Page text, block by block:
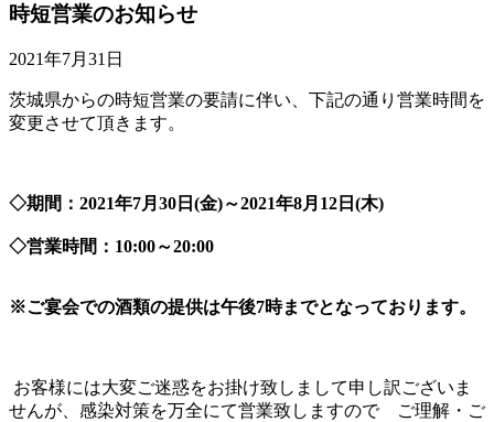
時短営業のお知らせ
2021年7月31日
茨城県からの時短営業の要請に伴い、下記の通り営業時間を
変更させて頂きます。
◇期間：2021年7月30日(金)～2021年8月12日(木)
◇営業時間：10:00～20:00
※ご宴会での酒類の提供は午後7時までとなっております。
お客様には大変ご迷惑をお掛け致しまして申し訳ございま
せんが、感染対策を万全にて営業致しますので ご理解・ご